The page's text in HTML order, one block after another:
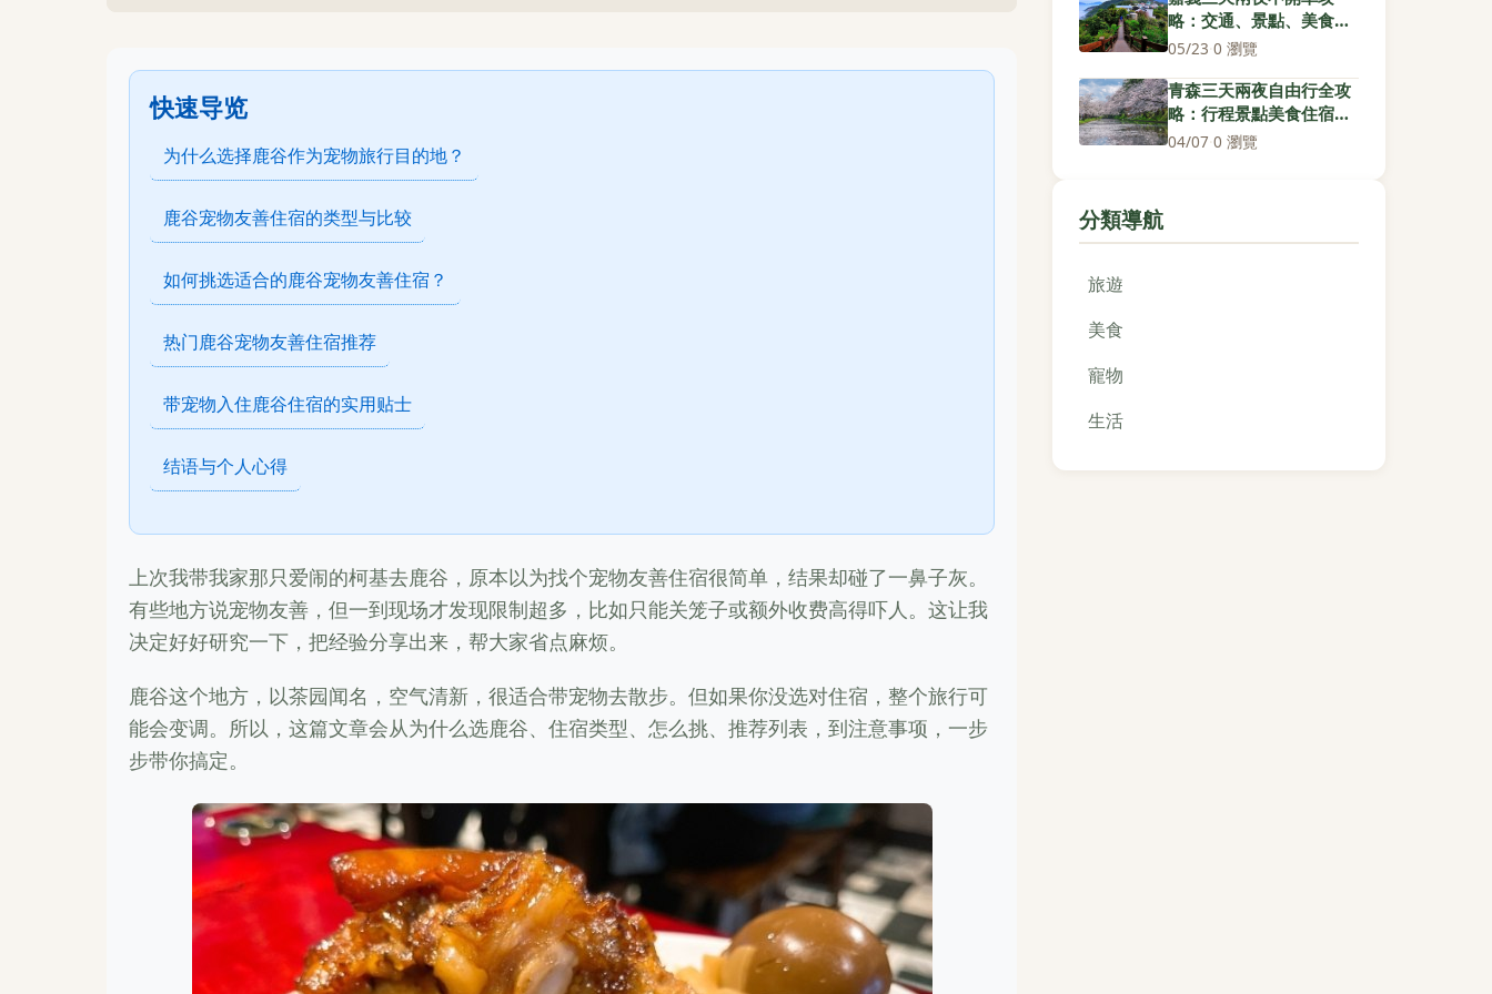
快速导览
为什么选择鹿谷作为宠物旅行目的地？
鹿谷宠物友善住宿的类型与比较
如何挑选适合的鹿谷宠物友善住宿？
热门鹿谷宠物友善住宿推荐
带宠物入住鹿谷住宿的实用贴士
结语与个人心得
上次我带我家那只爱闹的柯基去鹿谷，原本以为找个宠物友善住宿很简单，结果却碰了一鼻子灰。
有些地方说宠物友善，但一到现场才发现限制超多，比如只能关笼子或额外收费高得吓人。这让我
决定好好研究一下，把经验分享出来，帮大家省点麻烦。
鹿谷这个地方，以茶园闻名，空气清新，很适合带宠物去散步。但如果你没选对住宿，整个旅行可
能会变调。所以，这篇文章会从为什么选鹿谷、住宿类型、怎么挑、推荐列表，到注意事项，一步
步带你搞定。
略：交通、景點、美食完
整懶人包
05/23·0 瀏覽
青森三天兩夜自由行全攻
略：行程景點美食住宿一
次掌握
04/07·0 瀏覽
分類導航
旅遊
美食
寵物
生活